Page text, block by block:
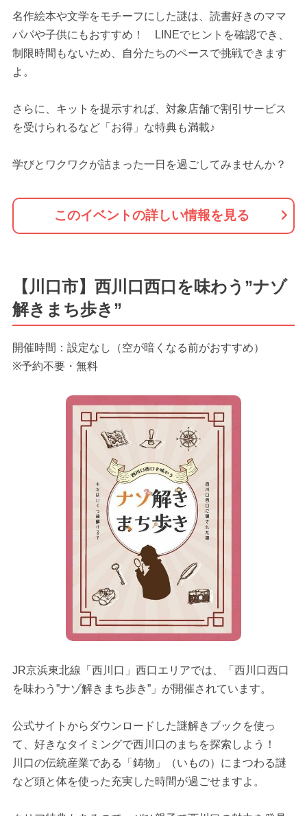
名作絵本や文学をモチーフにした謎は、読書好きのママ
パパや子供にもおすすめ！ LINEでヒントを確認でき、
制限時間もないため、自分たちのペースで挑戦できます
よ。
さらに、キットを提示すれば、対象店舗で割引サービス
を受けられるなど「お得」な特典も満載♪
学びとワクワクが詰まった一日を過ごしてみませんか？
このイベントの詳しい情報を見る
【川口市】西川口西口を味わう”ナゾ
解きまち歩き”
開催時間：設定なし（空が暗くなる前がおすすめ）
※予約不要・無料
JR京浜東北線「西川口」西口エリアでは、「西川口西口
を味わう”ナゾ解きまち歩き”」が開催されています。
公式サイトからダウンロードした謎解きブックを使っ
て、好きなタイミングで西川口のまちを探索しよう！
川口の伝統産業である「鋳物」（いもの）にまつわる謎
など頭と体を使った充実した時間が過ごせますよ。